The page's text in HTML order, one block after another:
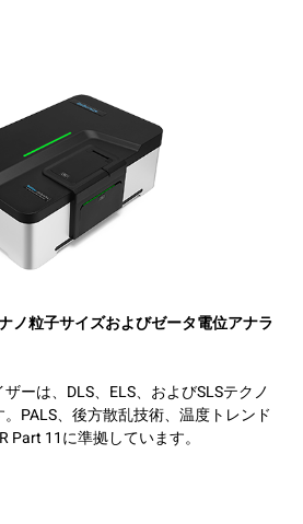
ノ粒子サイズおよびゼータ電位アナラ
ーは、DLS、ELS、およびSLSテクノ
PALS、後方散乱技術、温度トレンド
Part 11に準拠しています。